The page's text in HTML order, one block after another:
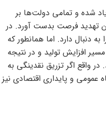
شده و تمامی دولت‌ها بر
تهدید فرصت بدست آورد. در
به دنبال دارد. اما همانطور که
افزایش تولید و در نتیجه
واقع اگر تزریق نقدینگی به
عمومی و پایداری اقتصادی نیز